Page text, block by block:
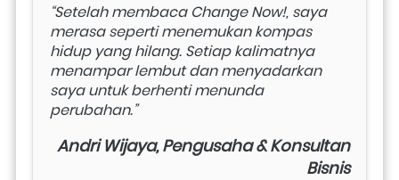
“Setelah membaca Change Now!, saya
merasa seperti menemukan kompas
hidup yang hilang. Setiap kalimatnya
menampar lembut dan menyadarkan
saya untuk berhenti menunda
perubahan.”
Andri Wijaya, Pengusaha & Konsultan
Bisnis